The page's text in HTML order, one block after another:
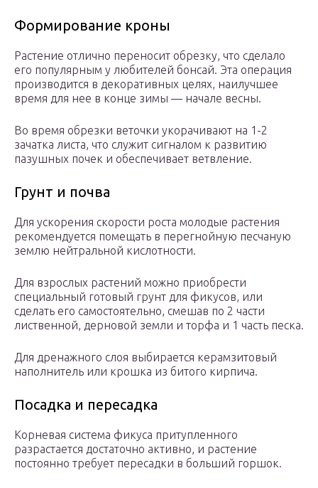
Формирование кроны
Растение отлично переносит обрезку, что сделало
его популярным у любителей бонсай. Эта операция
производится в декоративных целях, наилучшее
время для нее в конце зимы — начале весны.
Во время обрезки веточки укорачивают на 1-2
зачатка листа, что служит сигналом к развитию
пазушных почек и обеспечивает ветвление.
Грунт и почва
Для ускорения скорости роста молодые растения
рекомендуется помещать в перегнойную песчаную
землю нейтральной кислотности.
Для взрослых растений можно приобрести
специальный готовый грунт для фикусов, или
сделать его самостоятельно, смешав по 2 части
лиственной, дерновой земли и торфа и 1 часть песка.
Для дренажного слоя выбирается керамзитовый
наполнитель или крошка из битого кирпича.
Посадка и пересадка
Корневая система фикуса притупленного
разрастается достаточно активно, и растение
постоянно требует пересадки в больший горшок.